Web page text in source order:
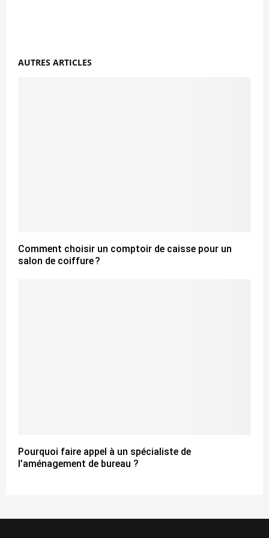
AUTRES ARTICLES
Comment choisir un comptoir de caisse pour un
salon de coiffure ?
Pourquoi faire appel à un spécialiste de
l’aménagement de bureau ?